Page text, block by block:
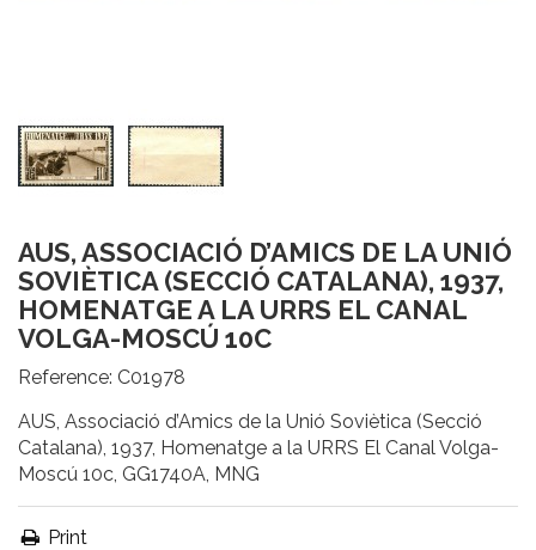
AUS, ASSOCIACIÓ D’AMICS DE LA UNIÓ
SOVIÈTICA (SECCIÓ CATALANA), 1937,
HOMENATGE A LA URRS EL CANAL
VOLGA-MOSCÚ 10C
Reference: C01978
AUS, Associació d’Amics de la Unió Soviètica (Secció
Catalana), 1937, Homenatge a la URRS El Canal Volga-
Moscú 10c, GG1740A, MNG
Print